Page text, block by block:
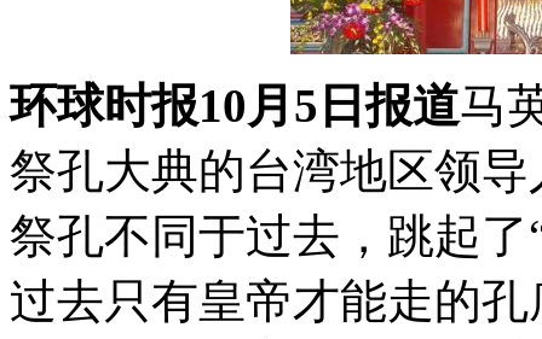
环球时报10月5日报道马
祭孔大典的台湾地区领
祭孔不同于过去，跳起
过去只有皇帝才能走的